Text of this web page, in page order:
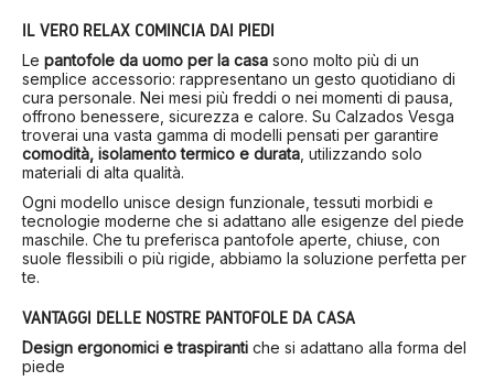
IL VERO RELAX COMINCIA DAI PIEDI
Le pantofole da uomo per la casa sono molto più di un
semplice accessorio: rappresentano un gesto quotidiano di
cura personale. Nei mesi più freddi o nei momenti di pausa,
offrono benessere, sicurezza e calore. Su Calzados Vesga
troverai una vasta gamma di modelli pensati per garantire
comodità, isolamento termico e durata, utilizzando solo
materiali di alta qualità.
Ogni modello unisce design funzionale, tessuti morbidi e
tecnologie moderne che si adattano alle esigenze del piede
maschile. Che tu preferisca pantofole aperte, chiuse, con
suole flessibili o più rigide, abbiamo la soluzione perfetta per
te.
VANTAGGI DELLE NOSTRE PANTOFOLE DA CASA
Design ergonomici e traspiranti che si adattano alla forma del
piede